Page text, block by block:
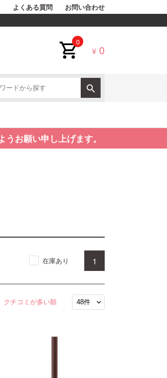
よくある質問 お問い合わせ
0
¥ 0
お願い申し上げます。
1
在庫あり
クチコミが多い順